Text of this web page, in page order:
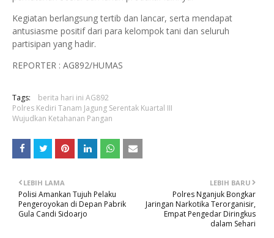
Kegiatan berlangsung tertib dan lancar, serta mendapat
antusiasme positif dari para kelompok tani dan seluruh
partisipan yang hadir.
REPORTER : AG892/HUMAS
Tags:
berita hari ini AG892
Polres Kediri Tanam Jagung Serentak Kuartal III
Wujudkan Ketahanan Pangan
LEBIH BARU
Polres Nganjuk Bongkar
Jaringan Narkotika Terorganisir,
Empat Pengedar Diringkus
dalam Sehari
LEBIH LAMA
Polisi Amankan Tujuh Pelaku
Pengeroyokan di Depan Pabrik
Gula Candi Sidoarjo